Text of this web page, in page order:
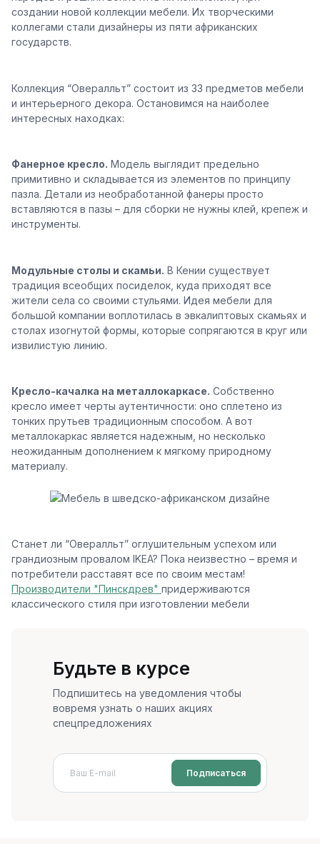
создании новой коллекции мебели. Их творческими
коллегами стали дизайнеры из пяти африканских
государств.
Коллекция “Овералльт” состоит из 33 предметов мебели
и интерьерного декора. Остановимся на наиболее
интересных находках:
Фанерное кресло. Модель выглядит предельно
примитивно и складывается из элементов по принципу
пазла. Детали из необработанной фанеры просто
вставляются в пазы – для сборки не нужны клей, крепеж и
инструменты.
Модульные столы и скамьи. В Кении существует
традиция всеобщих посиделок, куда приходят все
жители села со своими стульями. Идея мебели для
большой компании воплотилась в эвкалиптовых скамьях и
столах изогнутой формы, которые сопрягаются в круг или
извилистую линию.
Кресло-качалка на металлокаркасе. Собственно
кресло имеет черты аутентичности: оно сплетено из
тонких прутьев традиционным способом. А вот
металлокаркас является надежным, но несколько
неожиданным дополнением к мягкому природному
материалу.
Станет ли “Овералльт” оглушительным успехом или
грандиозным провалом IKEA? Пока неизвестно – время и
потребители расставят все по своим местам!
Производители "Пинскдрев" придерживаются
классического стиля при изготовлении мебели
Будьте в курсе
Подпишитесь на уведомления чтобы
вовремя узнать о наших акциях
спецпредложениях
Подписаться